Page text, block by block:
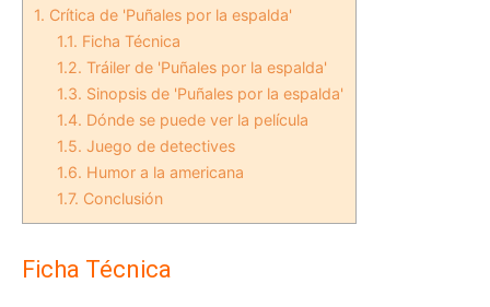
1. Crítica de 'Puñales por la espalda'
1.1. Ficha Técnica
1.2. Tráiler de 'Puñales por la espalda'
1.3. Sinopsis de 'Puñales por la espalda'
1.4. Dónde se puede ver la película
1.5. Juego de detectives
1.6. Humor a la americana
1.7. Conclusión
Ficha Técnica